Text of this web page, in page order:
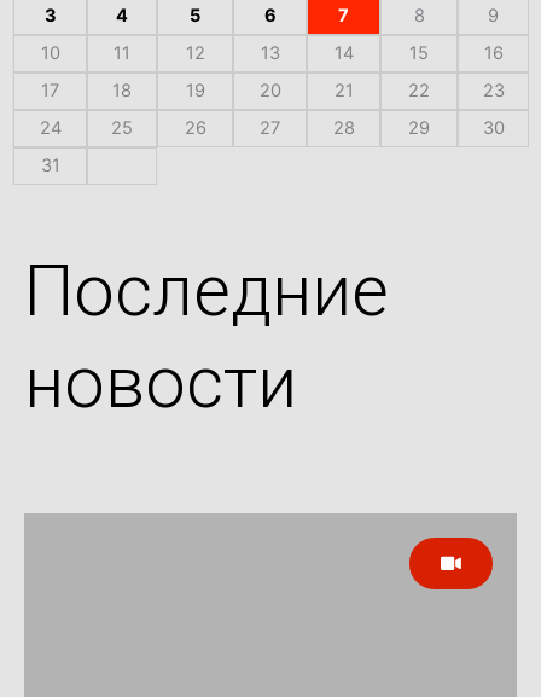
3
4 5 6 7 8
9
10
11 12 13 14 15
16
17
18 19 20 21 22
23
24
25 26 27 28 29
30
31
Последние
новости